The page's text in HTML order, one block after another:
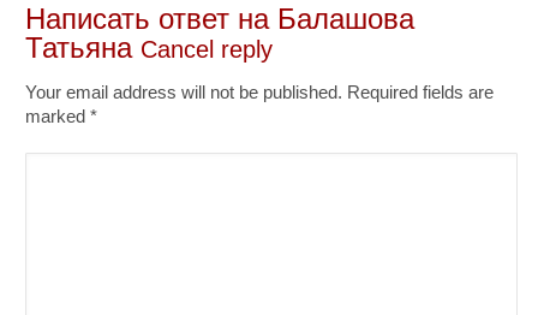
Написать ответ на Балашова
Татьяна Cancel reply
Your email address will not be published. Required fields are
marked*